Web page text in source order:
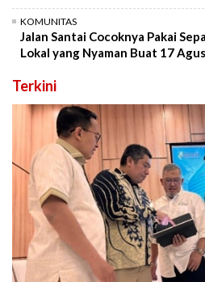
KOMUNITAS
Jalan Santai Cocoknya Pakai
Lokal yang Nyaman Buat 17
Terkini